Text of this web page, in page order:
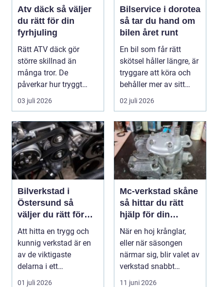
Atv däck så väljer
du rätt för din
fyrhjuling
Rätt ATV däck gör
större skillnad än
många tror. De
påverkar hur tryggt
fyrhjulingen beter sig
på vä...
03 juli 2026
Bilservice i dorotea
så tar du hand om
bilen året runt
En bil som får rätt
skötsel håller längre, är
tryggare att köra och
behåller mer av sitt
värde. I no...
02 juli 2026
Bilverkstad i
Östersund så
väljer du rätt för
din bil
Att hitta en trygg och
kunnig verkstad är en
av de viktigaste
delarna i ett
problemfritt bilägande.
01 juli 2026
Mc-verkstad skåne
så hittar du rätt
hjälp för din
motorcykel
När en hoj krånglar,
eller när säsongen
närmar sig, blir valet av
verkstad snabbt
avgörande. En MC-v...
11 juni 2026